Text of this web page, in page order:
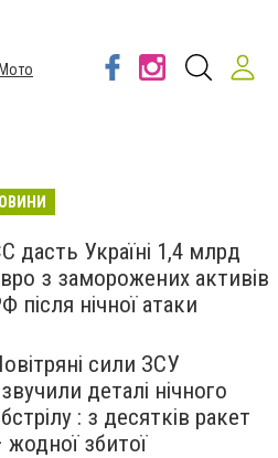
дасть Україні 1,4 млрд
з заморожених активів
після нічної атаки
сили ЗСУ
деталі нічного
: з десятків ракет
жодної збитої